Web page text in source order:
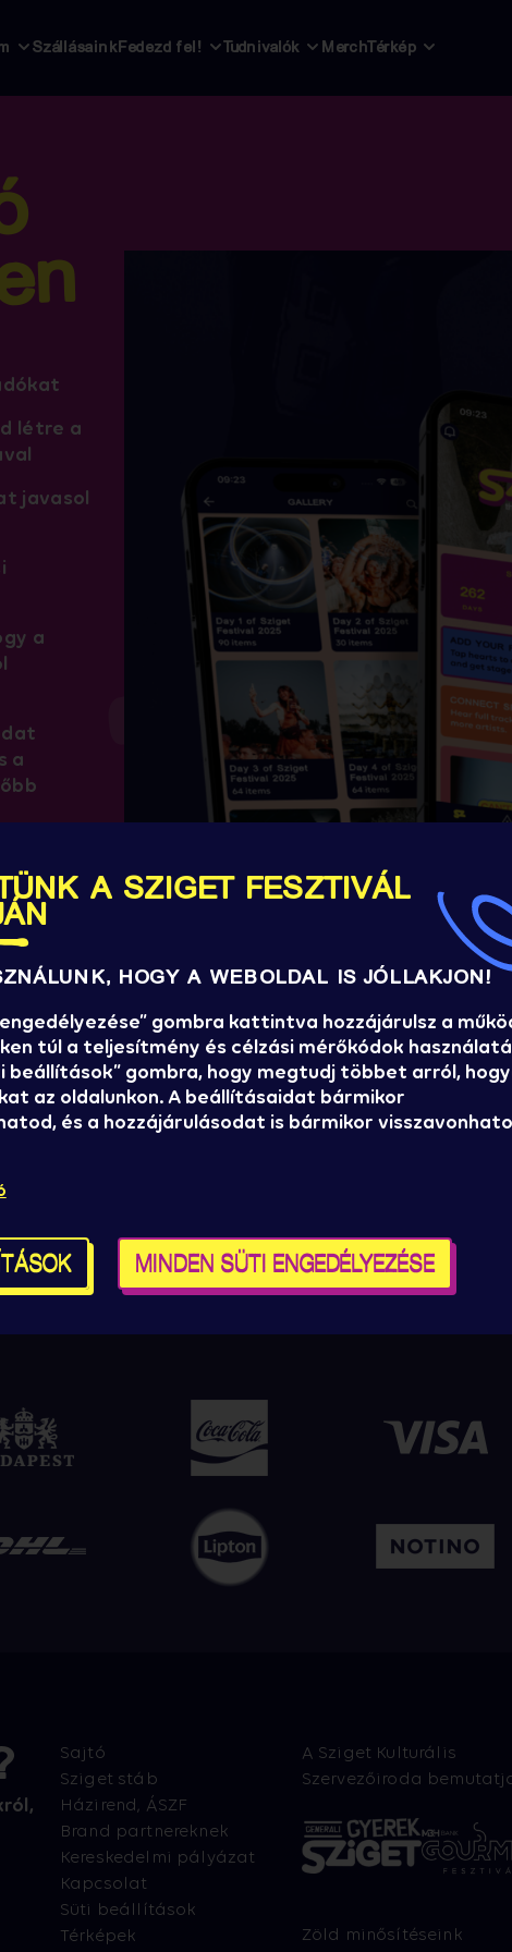
SzállásainkFedezd fel! Tudnivalók MerchTérkép
létre a
javasol
a
a
SZPONZORAINK ÉS
Sajtó
Sziget stáb
Házirend, ÁSZF
Brand partnereknek
Kereskedelmi pályázat
Kapcsolat
Süti beállítások
Térképek
A Sziget Kulturális
Szervezőiroda
Zöld minősítéseink
A SZIGET FESZTIVÁL
HOGY A WEBOLDAL IS JÓLLAKJON!
gombra kattintva hozzájárulsz a
túl a teljesítmény és célzási mérőkódok
beállítások” gombra, hogy megtudj többet arról,
az oldalunkon. A beállításaidat bármikor
és a hozzájárulásodat is bármikor
MINDEN SÜTI ENGEDÉLYEZÉSE